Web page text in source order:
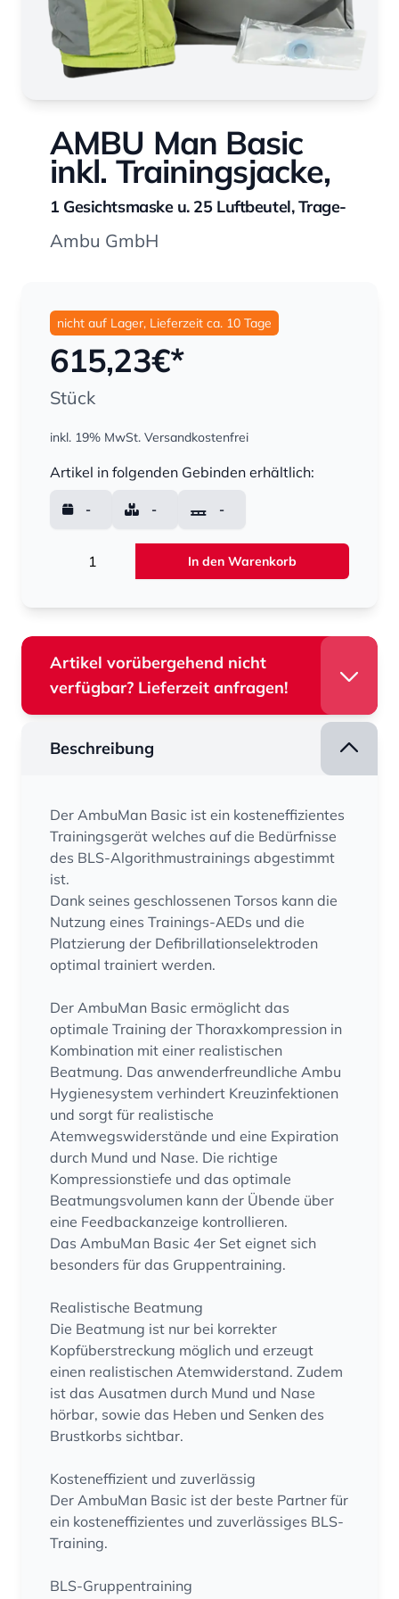
AMBU Man Basic
inkl. Trainingsjacke,
1 Gesichtsmaske u. 25 Luftbeutel, Trage-
Ambu GmbH
nicht auf Lager, Lieferzeit ca. 10 Tage
615,23€*
Stück
inkl. 19% MwSt. Versandkostenfrei
Artikel in folgenden Gebinden erhältlich:
- - -
In den Warenkorb
Artikel vorübergehend nicht
verfügbar? Lieferzeit anfragen!
Beschreibung
Der AmbuMan Basic ist ein kosteneffizientes
Trainingsgerät welches auf die Bedürfnisse
des BLS-Algorithmustrainings abgestimmt
ist.
Dank seines geschlossenen Torsos kann die
Nutzung eines Trainings-AEDs und die
Platzierung der Defibrillationselektroden
optimal trainiert werden.
Der AmbuMan Basic ermöglicht das
optimale Training der Thoraxkompression in
Kombination mit einer realistischen
Beatmung. Das anwenderfreundliche Ambu
Hygienesystem verhindert Kreuzinfektionen
und sorgt für realistische
Atemwegswiderstände und eine Expiration
durch Mund und Nase. Die richtige
Kompressionstiefe und das optimale
Beatmungsvolumen kann der Übende über
eine Feedbackanzeige kontrollieren.
Das AmbuMan Basic 4er Set eignet sich
besonders für das Gruppentraining.
Realistische Beatmung
Die Beatmung ist nur bei korrekter
Kopfüberstreckung möglich und erzeugt
einen realistischen Atemwiderstand. Zudem
ist das Ausatmen durch Mund und Nase
hörbar, sowie das Heben und Senken des
Brustkorbs sichtbar.
Kosteneffizient und zuverlässig
Der AmbuMan Basic ist der beste Partner für
ein kosteneffizientes und zuverlässiges BLS-
Training.
BLS-Gruppentraining